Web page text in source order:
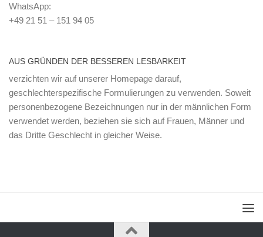
WhatsApp:
+49 21 51 – 151 94 05
AUS GRÜNDEN DER BESSEREN LESBARKEIT
verzichten wir auf unserer Homepage darauf,
geschlechterspezifische Formulierungen zu verwenden. Soweit
personenbezogene Bezeichnungen nur in der männlichen Form
verwendet werden, beziehen sie sich auf Frauen, Männer und
das Dritte Geschlecht in gleicher Weise.